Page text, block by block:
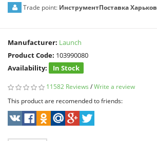
Trade point: ИнструментПоставка Харьков
Manufacturer: Launch
Product Code: 103990080
Availability:
In Stock
11582 Reviews /Write a review
This product are recomended to friends: